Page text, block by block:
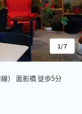
1/7
） 面影橋 徒歩5分